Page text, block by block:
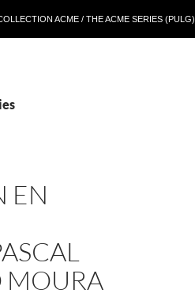
ACME / THE ACME SERIES (PULG)
EN
MOURA